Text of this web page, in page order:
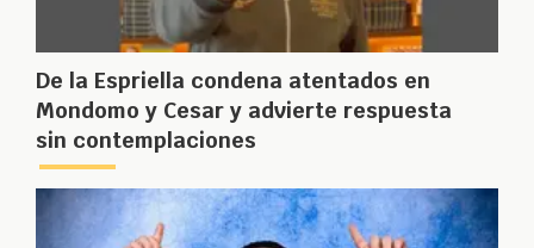
De la Espriella condena atentados en
Mondomo y Cesar y advierte respuesta
sin contemplaciones